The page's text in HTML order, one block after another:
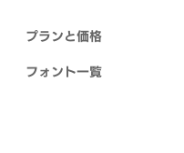
プランと価格
フォント一覧